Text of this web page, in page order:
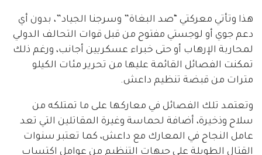
هذا وتأتي معركتي “صد البغاة” وسرجنا الجياد”، بدون أي
دعم جوي أو لوجستي مفتوح من قبل قوات التحالف الدولي
لمحاربة الإرهاب أو حتى خبراء عسكريين أجانب، ورغم ذلك
تمكنت الفصائل القائمة عليها من تحرير مئات الكيلو
مترات من قبضة تنظيم داعش.
وتعتمد تلك الفصائل في معاركها على ما تمتلكه من
سلاح وذخيرة، أضافة لحماسة وغيرة المقاتلين التي تعد
عامل النجاح في المعارك مع داعش، كما تعتبر سنوات
القتال الطويلة على جبهات التنظيم من عوامل اكتساب